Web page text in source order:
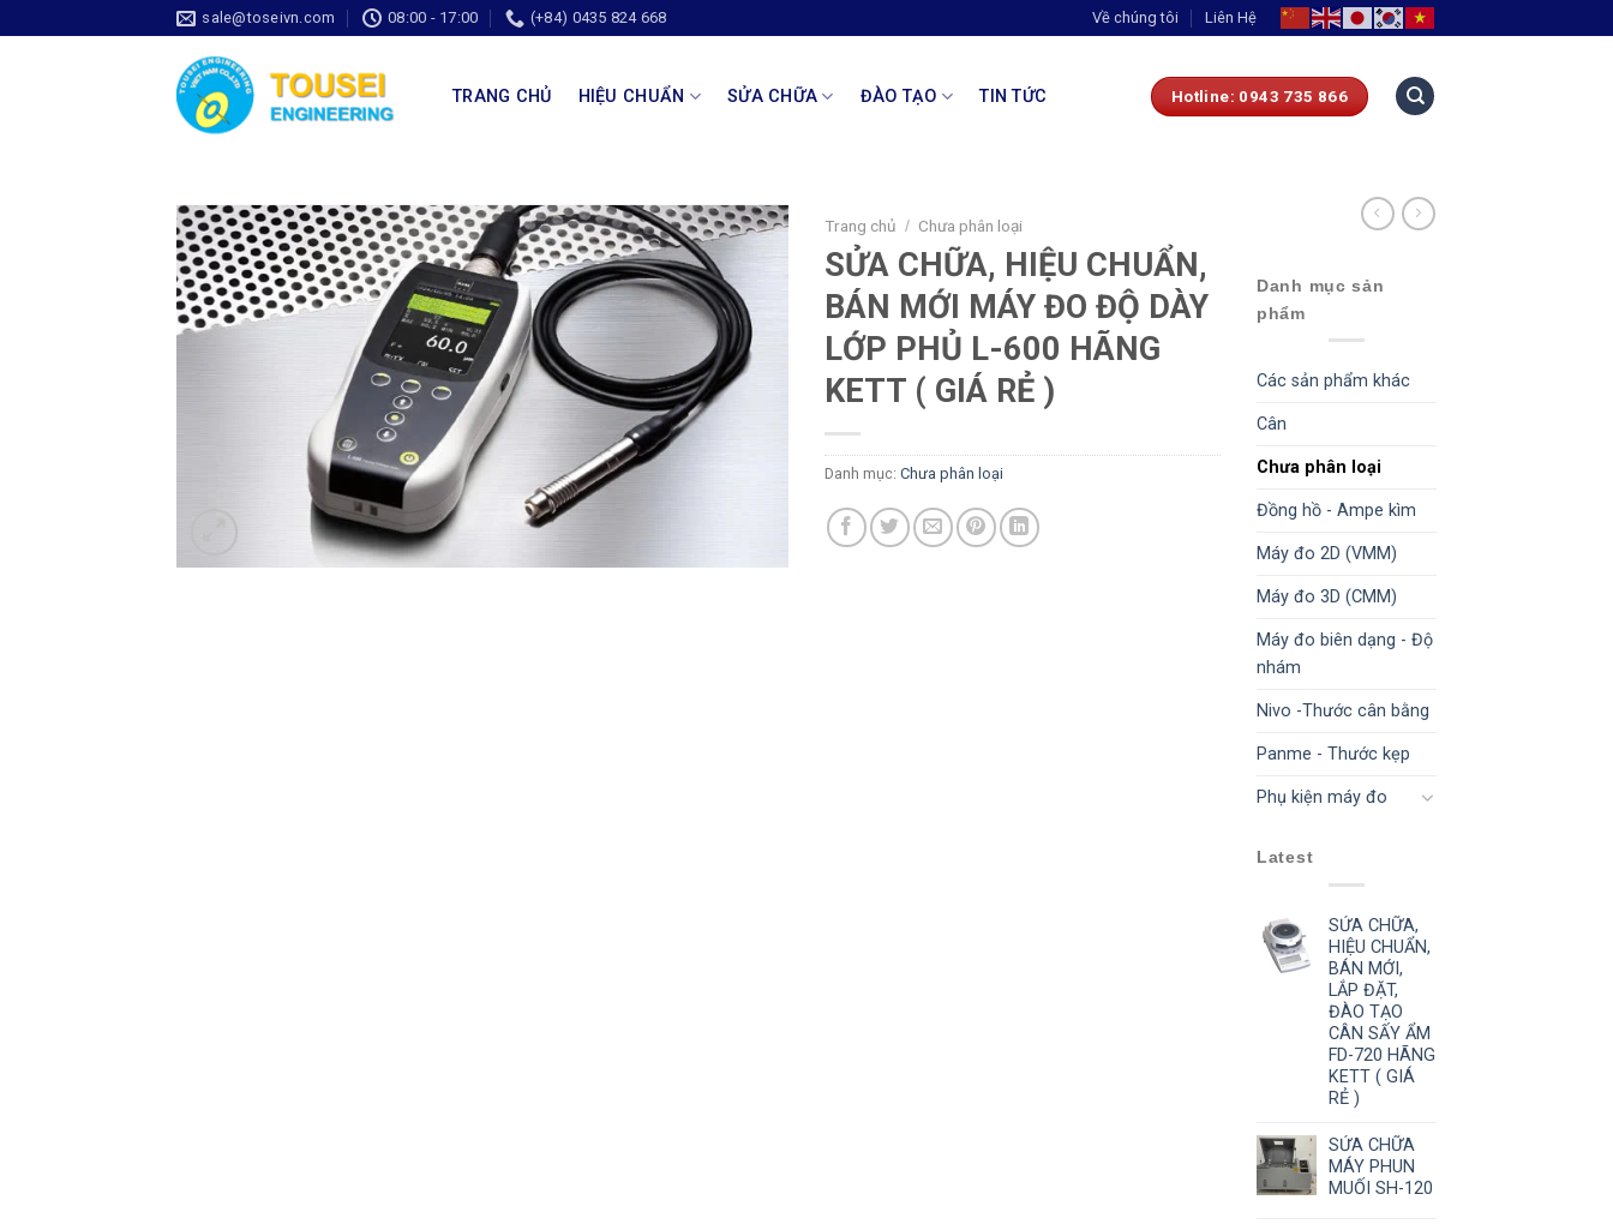
sale@toseivn.com 08:00 - 17:00 (+84) 0435 824 668 Về chúng tôi Liên Hệ
TRANG CHỦ HIỆU CHUẨN SỬA CHỮA ĐÀO TẠO TIN TỨC Hotline: 0943 735 866
Trang chủ / Chưa phân loại
SỬA CHỮA, HIỆU CHUẨN,
BÁN MỚI MÁY ĐO ĐỘ DÀY
LỚP PHỦ L-600 HÃNG
KETT ( GIÁ RẺ )
Danh mục: Chưa phân loại
Danh mục sản
phẩm
Các sản phẩm khác
Cân
Chưa phân loại
Đồng hồ - Ampe kìm
Máy đo 2D (VMM)
Máy đo 3D (CMM)
Máy đo biên dạng - Độ
nhám
Nivo -Thước cân bằng
Panme - Thước kẹp
Phụ kiện máy đo
Latest
SỬA CHỮA,
HIỆU CHUẨN,
BÁN MỚI,
LẮP ĐẶT,
ĐÀO TẠO
CÂN SẤY ẨM
FD-720 HÃNG
KETT ( GIÁ
RẺ )
SỬA CHỮA
MÁY PHUN
MUỐI SH-120